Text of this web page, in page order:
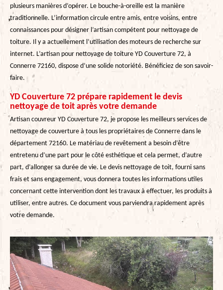
plusieurs manières d’opérer. Le bouche-à-oreille est la manière
traditionnelle. L’information circule entre amis, entre voisins, entre
connaissances pour désigner l’artisan compétent pour nettoyage de
toiture. Il y a actuellement l’utilisation des moteurs de recherche sur
internet. L’artisan pour nettoyage de toiture YD Couverture 72, à
Connerre 72160, dispose d’une solide notoriété. Bénéficiez de son savoir-
faire.
YD Couverture 72 prépare rapidement le devis
nettoyage de toit après votre demande
Artisan couvreur YD Couverture 72, je propose les meilleurs services de
nettoyage de couverture à tous les propriétaires de Connerre dans le
département 72160. Le matériau de revêtement a besoin d’être
entretenu d’une part pour le côté esthétique et cela permet, d’autre
part, d’allonger sa durée de vie. Le devis nettoyage de toit, fourni sans
frais et sans engagement, vous donnera toutes les informations utiles
concernant cette intervention dont les travaux à effectuer, les produits à
utiliser, entre autres. Ce document vous parviendra rapidement après
votre demande.